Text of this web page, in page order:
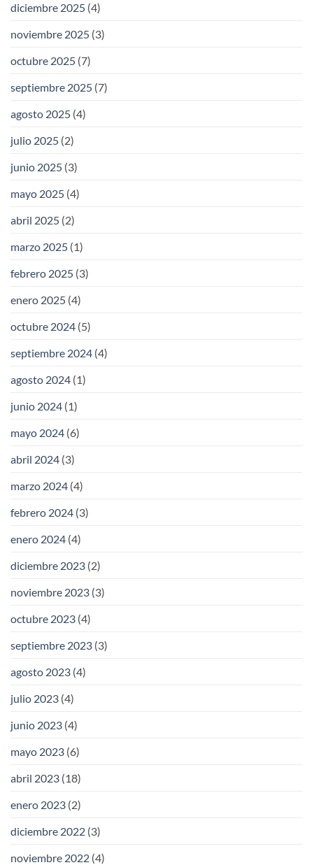
diciembre 2025 (4)
noviembre 2025 (3)
octubre 2025 (7)
septiembre 2025 (7)
agosto 2025 (4)
julio 2025 (2)
junio 2025 (3)
mayo 2025 (4)
abril 2025 (2)
marzo 2025 (1)
febrero 2025 (3)
enero 2025 (4)
octubre 2024 (5)
septiembre 2024 (4)
agosto 2024 (1)
junio 2024 (1)
mayo 2024 (6)
abril 2024 (3)
marzo 2024 (4)
febrero 2024 (3)
enero 2024 (4)
diciembre 2023 (2)
noviembre 2023 (3)
octubre 2023 (4)
septiembre 2023 (3)
agosto 2023 (4)
julio 2023 (4)
junio 2023 (4)
mayo 2023 (6)
abril 2023 (18)
enero 2023 (2)
diciembre 2022 (3)
noviembre 2022 (4)